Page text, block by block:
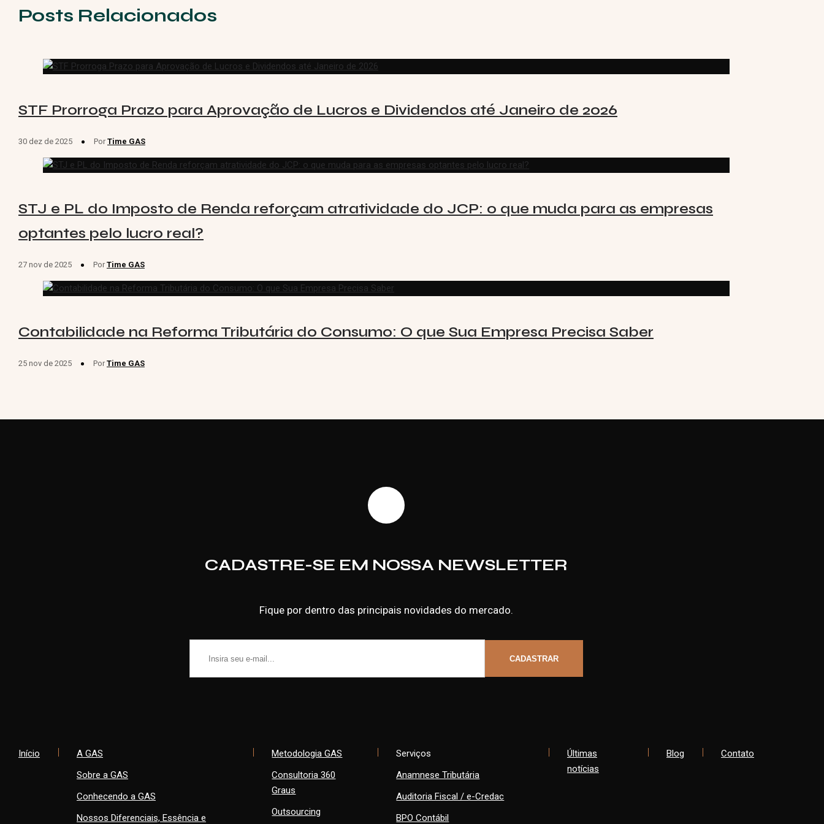
Posts Relacionados
STF Prorroga Prazo para Aprovação de Lucros e Dividendos até Janeiro de 2026
30 dez de 2025 Por Time GAS
STJ e PL do Imposto de Renda reforçam atratividade do JCP: o que muda para as empresas
optantes pelo lucro real?
27 nov de 2025 Por Time GAS
Contabilidade na Reforma Tributária do Consumo: O que Sua Empresa Precisa Saber
25 nov de 2025 Por Time GAS
CADASTRE-SE EM NOSSA NEWSLETTER
Fique por dentro das principais novidades do mercado.
Início
A GAS
Sobre a GAS
Conhecendo a GAS
Nossos Diferenciais, Essência e
Metodologia GAS
Consultoria 360
Graus
Outsourcing
Serviços
Anamnese Tributária
Auditoria Fiscal / e-Credac
BPO Contábil
Últimas
notícias
Blog Contato